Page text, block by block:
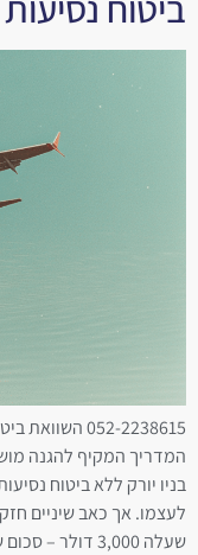
052-2238615
המדריך המקיף להגנה
בניו יורק ללא ביטוח
לעצמו. אך כאב שיניים חזק
שעלה 3,000 דולר – סכום שנאלץ לשלם מכיסו. סיפורו של דני […]